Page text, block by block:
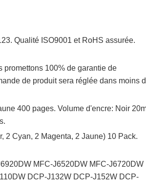
Qualité ISO9001 et RoHS assurée.
promettons 100% de garantie de
de produit sera réglée dans moins
400 pages. Volume d'encre: Noir
2 Cyan, 2 Magenta, 2 Jaune) 10 Pack.
MFC-J6520DW MFC-J6720DW
DCP-J132W DCP-J152W DCP-